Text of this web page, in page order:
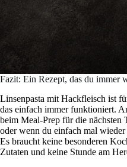
Fazit: Ein Rezept, das du immer
Linsenpasta mit Hackfleisch ist
das einfach immer funktioniert.
beim Meal-Prep für die nächsten
oder wenn du einfach mal
Es braucht keine besonderen
Zutaten und keine Stunde am